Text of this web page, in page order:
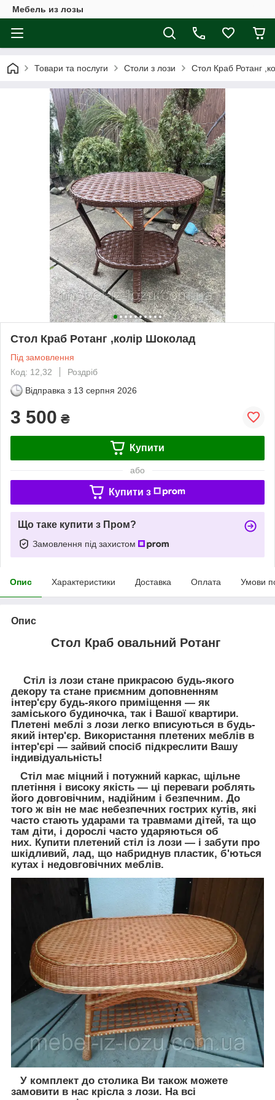
Мебель из лозы
Товари та послуги Столи з лози Стол Краб Ротанг
Стол Краб Ротанг ,колір Шоколад
Під замовлення
Код: 12,32
Роздріб
Відправка з 13 серпня 2026
3 500 ₴
Купити
або
Купити з
Що таке купити з Пром?
Замовлення під захистом
Опис Характеристики Доставка Оплата Умови
Опис
Стол Краб овальний Ротанг
Стіл із лози стане прикрасою будь-якого
декору та стане приємним доповненням
інтер'єру будь-якого приміщення — як
заміського будиночка, так і Вашої квартири.
Плетені меблі з лози легко вписуються в будь-
який інтер'єр. Використання плетених меблів в
інтер'єрі — зайвий спосіб підкреслити Вашу
індивідуальність!
Стіл має міцний і потужний каркас, щільне
плетіння і високу якість — ці переваги роблять
його довговічним, надійним і безпечним. До
того ж він не має небезпечних гострих кутів, які
часто стають ударами та травмами дітей, та що
там діти, і дорослі часто ударяються об
них. Купити плетений стіл із лози — і забути про
шкідливий, лад, що набриднув пластик, б'ються
кутах і недовговічних меблів.
У комплект до столика Ви також можете
замовити в нас крісла з лози. На всі